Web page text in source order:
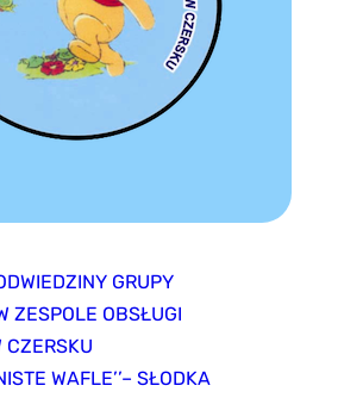
GRUPY
ZESPOLE OBSŁUGI
CZERSKU
WAFLE’’– SŁODKA